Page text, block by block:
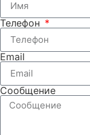
Телефон
Email
Сообщение